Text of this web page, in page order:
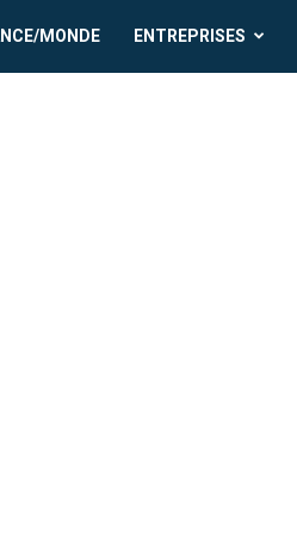
MONDE ENTREPRISES